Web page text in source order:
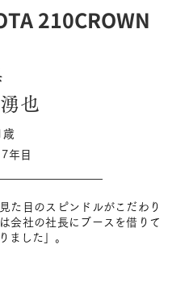
210CROWN
也
歳
年目
見た目のスピンドルがこだわり
会社の社長にブースを借りて
ました」。